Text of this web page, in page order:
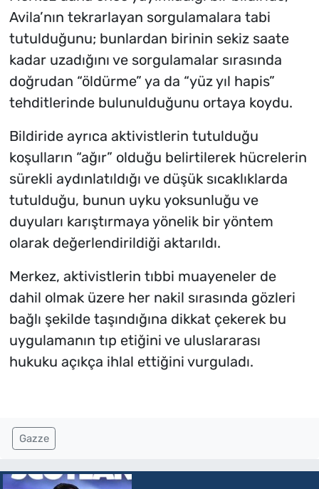
Avila’nın tekrarlayan sorgulamalara tabi
tutulduğunu; bunlardan birinin sekiz saate
kadar uzadığını ve sorgulamalar sırasında
doğrudan “öldürme” ya da “yüz yıl hapis”
tehditlerinde bulunulduğunu ortaya koydu.
Bildiride ayrıca aktivistlerin tutulduğu
koşulların “ağır” olduğu belirtilerek hücrelerin
sürekli aydınlatıldığı ve düşük sıcaklıklarda
tutulduğu, bunun uyku yoksunluğu ve
duyuları karıştırmaya yönelik bir yöntem
olarak değerlendirildiği aktarıldı.
Merkez, aktivistlerin tıbbi muayeneler de
dahil olmak üzere her nakil sırasında gözleri
bağlı şekilde taşındığına dikkat çekerek bu
uygulamanın tıp etiğini ve uluslararası
hukuku açıkça ihlal ettiğini vurguladı.
Gazze